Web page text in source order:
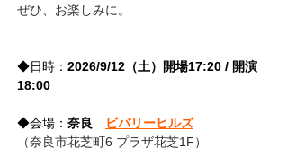
ぜひ、お楽しみに。
◆日時： 2026/9/12（土）開場17:20 / 開演
18:00
◆会場： 奈良
ビバリーヒルズ
（奈良市花芝町6 プラザ花芝1F）